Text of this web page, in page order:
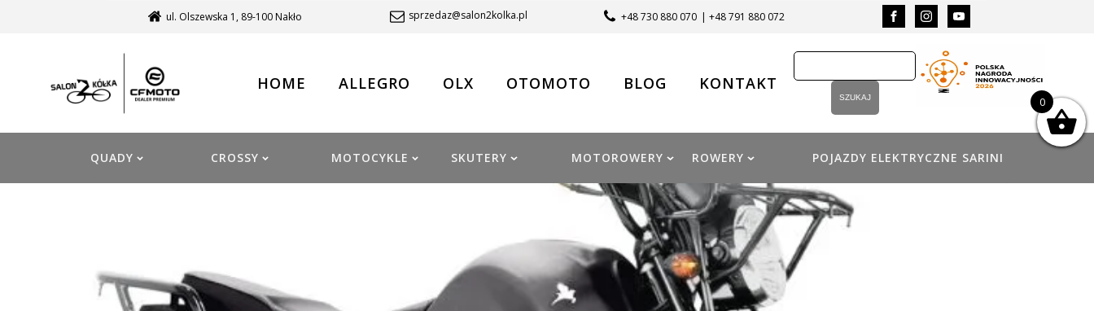
ul. Olszewska 1, 89-100 Nakło sprzedaz@salon2kolka.pl +48 730 880 070 | +48 791 880 072
HOME ALLEGRO OLX OTOMOTO BLOG KONTAKT
QUADY CROSSY MOTOCYKLE SKUTERY MOTOROWERY ROWERY POJAZDY ELEKTRYCZNE SARINI
0